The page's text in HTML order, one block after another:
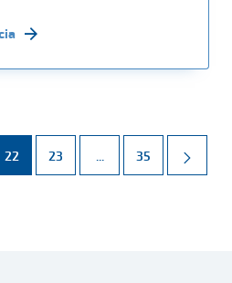
Use TAB para desplazarse.
Página
22 Página
23 ... Páginas intermedias
Página
35